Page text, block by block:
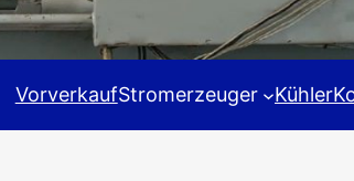
VorverkaufStromerzeuger Kühler